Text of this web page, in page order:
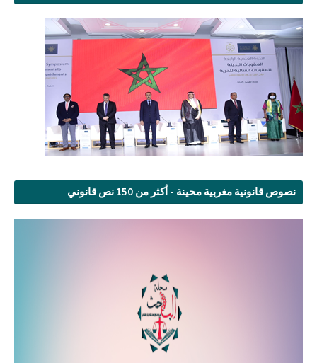
نصوص قانونية مغربية محينة - أكثر من 150 نص قانوني